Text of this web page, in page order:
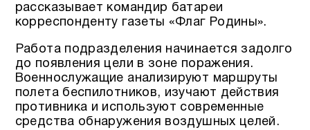
рассказывает командир батареи
корреспонденту газеты «Флаг Родины».
Работа подразделения начинается задолго
до появления цели в зоне поражения.
Военнослужащие анализируют маршруты
полета беспилотников, изучают действия
противника и используют современные
средства обнаружения воздушных целей.